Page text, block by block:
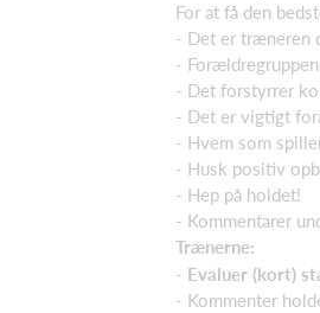
For at få den
- Det er træneren
-
- Det forstyrrer
- Det er vigtigt
- Hvem som
- Husk positiv
- Hep på holdet!
- Kommentarer
Trænerne:
- Evaluer (kort)
- Kommenter